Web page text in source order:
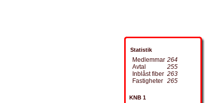
Statistik
Medlemmar 264
Avtal
255
Inblåst fiber 263
Fastigheter 265
KNB 1